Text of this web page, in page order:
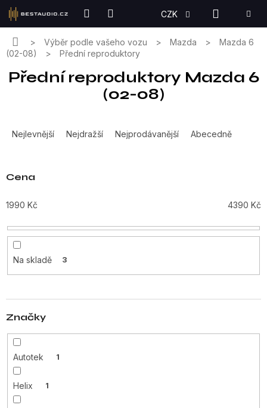
Přejít
obsah
CZK
KOŠÍK
DomůVýběr podle vašeho vozu Mazda
Mazda 6
(02-08)
Přední reproduktory
Přední reproduktory Mazda 6
(02-08)
a
n
í
r
o
d
u
t
Nejlevnější Nejdražší Nejprodávanější Abecedně
Cena
1990 Kč 4390 Kč
Na skladě 3
Značky
Autotek 1
Helix 1